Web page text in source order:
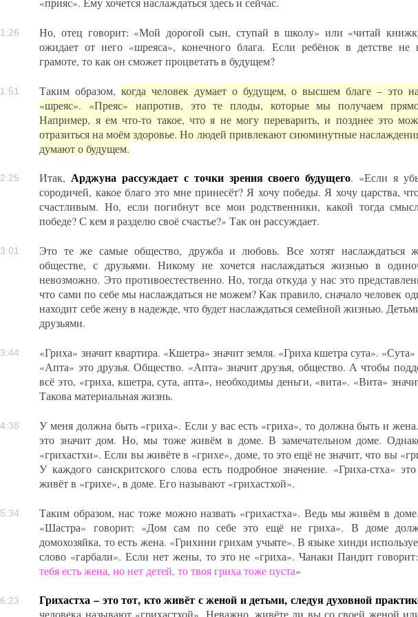
Но, отец говорит: «Мой дорогой сын, ступай в школу» или «читай
ожидает от него «шреяса», конечного блага. Если ребёнок в детстве не
грамоте, то как он сможет процветать в будущем?
Таким образом,когда человек думает о будущем, о высшем благе – это
«шреяс». «Преяс» напротив, это те плоды, которые мы получаем
Например, я ем что-то такое, что я не могу переварить, и позднее это
отразиться на моём здоровье. Но людей привлекают сиюминутные
думают о будущем.
Итак,Арджуна рассуждает с точки зрения своего будущего. «Если я
сородичей, какое благо это мне принесёт? Я хочу победы. Я хочу царства,
счастливым. Но, если погибнут все мои родственники, какой тогда
победе? С кем я разделю своё счастье?» Так он рассуждает.
Это те же самые общество, дружба и любовь. Все хотят наслаждаться
обществе, с друзьями. Никому не хочется наслаждаться жизнью в
невозможно. Это противоестественно. Но, тогда откуда у нас это
что сами по себе мы наслаждаться не можем? Как правило, сначало человек
находит себе жену в надежде, что будет наслаждаться семейной жизнью.
друзьями.
«Гриха» значит квартира. «Кшетра» значит земля. «Гриха кшетра сута». «Сута»
«Апта» это друзья. Общество. «Апта» значит друзья, общество. А чтобы
всё это, «гриха, кшетра, сута, апта», необходимы деньги, «вита». «Вита»
Такова материальная жизнь.
У меня должна быть «гриха». Если у вас есть «гриха», то должна быть и
это значит дом. Но, мы тоже живём в доме. В замечательном доме.
«грихастхи». Если вы живёте в «грихе», доме, то это ещё не значит, что вы
У каждого санскритского слова есть подробное значение. «Гриха-стха»
живёт в «грихе», в доме. Его называют «грихастхой».
Таким образом, нас тоже можно назвать «грихастха». Ведь мы живём в
«Шастра» говорит: «Дом сам по себе это ещё не гриха». В доме
домохозяйка, то есть жена. «Грихини грихам учьяте». В языке хинди
слово «гарбали». Если нет жены, то это не «гриха». Чанаки Пандит
тебя есть жена, но нет детей, то твоя гриха тоже пуста»
Грихастха – это тот, кто живёт с женой и детьми, следуя духовной